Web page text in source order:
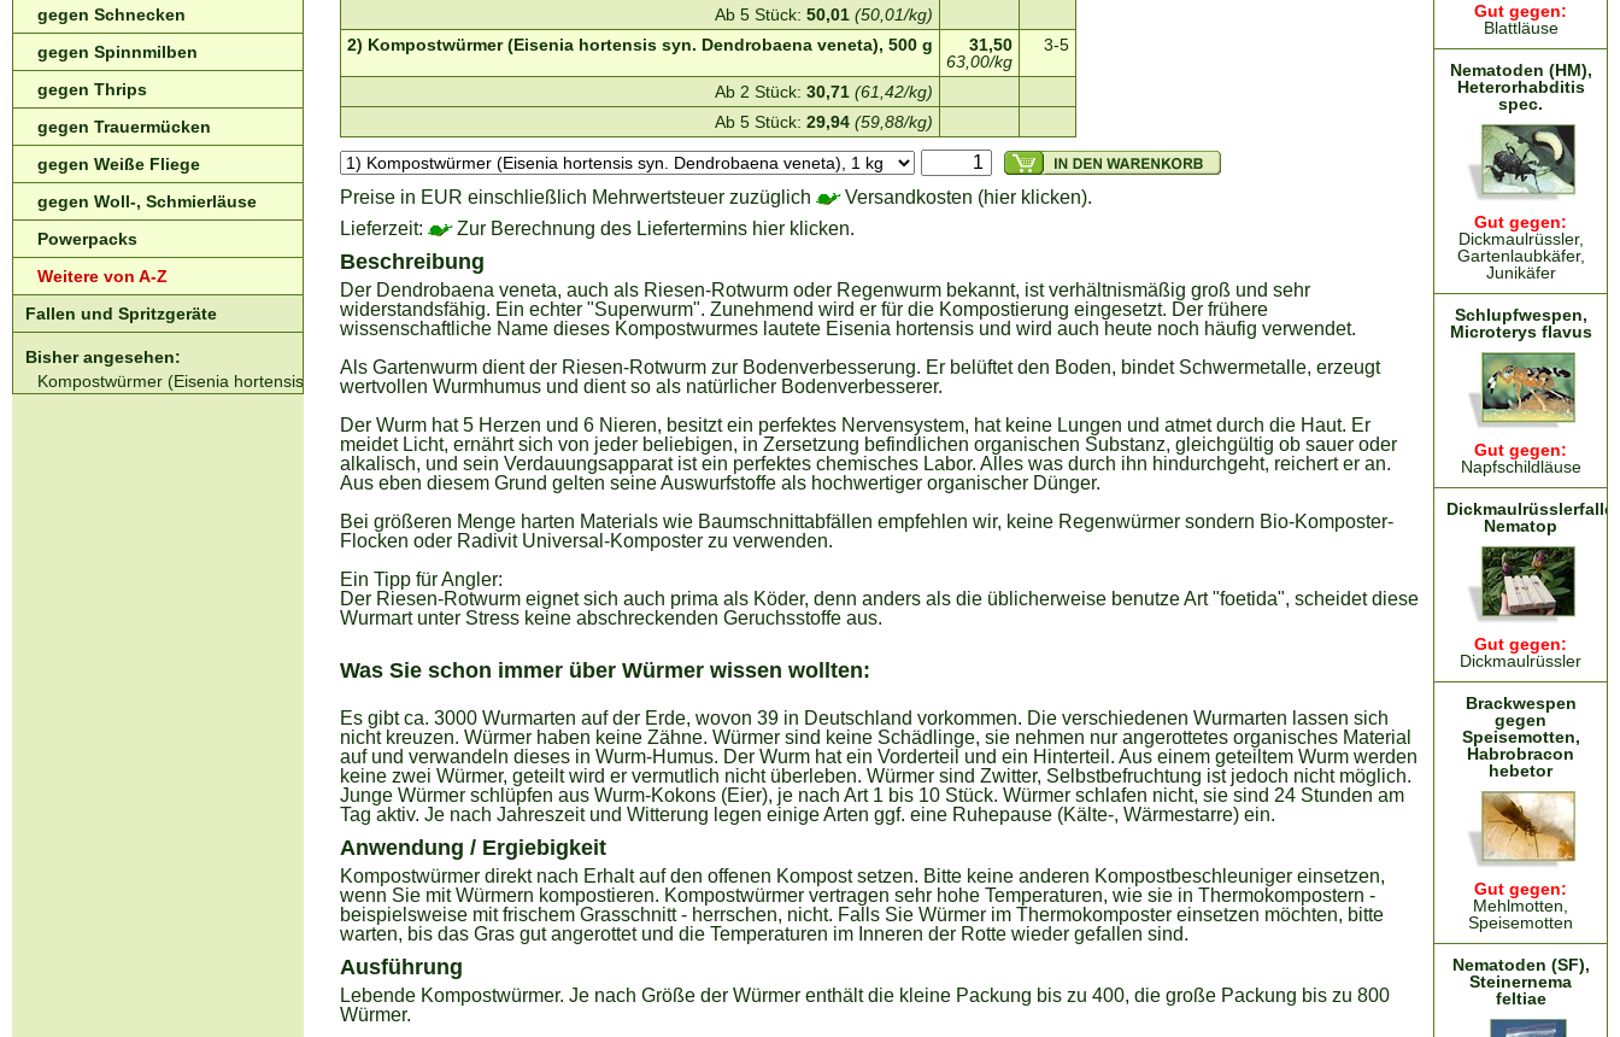
Ab 5 Stück: 50,01 (50,01/kg)
2) Kompostwürmer (Eisenia hortensis syn. Dendrobaena veneta), 500 g
31,50
63,00/kg
3-5
Ab 2 Stück: 30,71 (61,42/kg)
Ab 5 Stück: 29,94 (59,88/kg)
Preise in EUR einschließlich Mehrwertsteuer zuzüglich
Versandkosten (hier klicken).
Lieferzeit:
Zur Berechnung des Liefertermins hier klicken.
Beschreibung
Der Dendrobaena veneta, auch als Riesen-Rotwurm oder Regenwurm bekannt, ist verhältnismäßig groß und sehr
widerstandsfähig. Ein echter "Superwurm". Zunehmend wird er für die Kompostierung eingesetzt. Der frühere
wissenschaftliche Name dieses Kompostwurmes lautete Eisenia hortensis und wird auch heute noch häufig verwendet.
Als Gartenwurm dient der Riesen-Rotwurm zur Bodenverbesserung. Er belüftet den Boden, bindet Schwermetalle, erzeugt
wertvollen Wurmhumus und dient so als natürlicher Bodenverbesserer.
Der Wurm hat 5 Herzen und 6 Nieren, besitzt ein perfektes Nervensystem, hat keine Lungen und atmet durch die Haut. Er
meidet Licht, ernährt sich von jeder beliebigen, in Zersetzung befindlichen organischen Substanz, gleichgültig ob sauer oder
alkalisch, und sein Verdauungsapparat ist ein perfektes chemisches Labor. Alles was durch ihn hindurchgeht, reichert er an.
Aus eben diesem Grund gelten seine Auswurfstoffe als hochwertiger organischer Dünger.
Bei größeren Menge harten Materials wie Baumschnittabfällen empfehlen wir, keine Regenwürmer sondern Bio-Komposter-
Flocken oder Radivit Universal-Komposter zu verwenden.
Ein Tipp für Angler:
Der Riesen-Rotwurm eignet sich auch prima als Köder, denn anders als die üblicherweise benutze Art "foetida", scheidet diese
Wurmart unter Stress keine abschreckenden Geruchsstoffe aus.
Was Sie schon immer über Würmer wissen wollten:
Es gibt ca. 3000 Wurmarten auf der Erde, wovon 39 in Deutschland vorkommen. Die verschiedenen Wurmarten lassen sich
nicht kreuzen. Würmer haben keine Zähne. Würmer sind keine Schädlinge, sie nehmen nur angerottetes organisches Material
auf und verwandeln dieses in Wurm-Humus. Der Wurm hat ein Vorderteil und ein Hinterteil. Aus einem geteiltem Wurm werden
keine zwei Würmer, geteilt wird er vermutlich nicht überleben. Würmer sind Zwitter, Selbstbefruchtung ist jedoch nicht möglich.
Junge Würmer schlüpfen aus Wurm-Kokons (Eier), je nach Art 1 bis 10 Stück. Würmer schlafen nicht, sie sind 24 Stunden am
Tag aktiv. Je nach Jahreszeit und Witterung legen einige Arten ggf. eine Ruhepause (Kälte-, Wärmestarre) ein.
Anwendung / Ergiebigkeit
Kompostwürmer direkt nach Erhalt auf den offenen Kompost setzen. Bitte keine anderen Kompostbeschleuniger einsetzen,
wenn Sie mit Würmern kompostieren. Kompostwürmer vertragen sehr hohe Temperaturen, wie sie in Thermokompostern -
beispielsweise mit frischem Grasschnitt - herrschen, nicht. Falls Sie Würmer im Thermokomposter einsetzen möchten, bitte
warten, bis das Gras gut angerottet und die Temperaturen im Inneren der Rotte wieder gefallen sind.
Ausführung
Lebende Kompostwürmer. Je nach Größe der Würmer enthält die kleine Packung bis zu 400, die große Packung bis zu 800
Würmer.
gegen Schnecken
gegen Spinnmilben
gegen Thrips
gegen Trauermücken
gegen Weiße Fliege
gegen Woll-, Schmierläuse
Powerpacks
Weitere von A-Z
Fallen und Spritzgeräte
Bisher angesehen:
Kompostwürmer (Eisenia hortensis syn. Dendrobaena veneta)
Gut gegen:
Blattläuse
Nematoden (HM),
Heterorhabditis
spec.
Gut gegen:
Dickmaulrüssler,
Gartenlaubkäfer,
Junikäfer
Schlupfwespen,
Microterys flavus
Gut gegen:
Napfschildläuse
Dickmaulrüsslerfalle
Nematop
Gut gegen:
Dickmaulrüssler
Brackwespen
gegen
Speisemotten,
Habrobracon
hebetor
Gut gegen:
Mehlmotten,
Speisemotten
Nematoden (SF),
Steinernema
feltiae